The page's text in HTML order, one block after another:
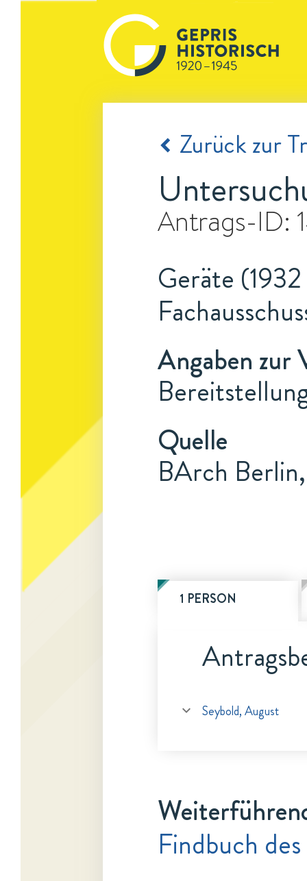
Zurück zur
Antrags-ID:
Geräte
Angaben zur
Quelle
BArch
1 PERSON
Seybold, August
Findbuch